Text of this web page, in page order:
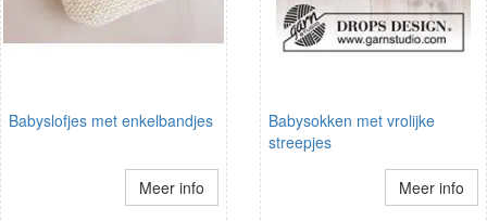
Babyslofjes met enkelbandjes
Meer info
Babysokken met vrolijke
streepjes
Meer info